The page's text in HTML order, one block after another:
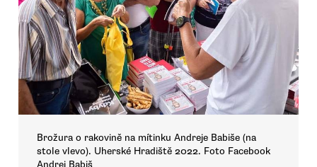
Brožura o rakovině na mítinku Andreje Babiše (na
stole vlevo). Uherské Hradiště 2022. Foto Facebook
Andrej Babiš